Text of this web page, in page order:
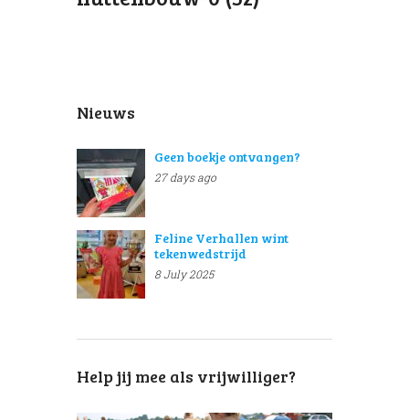
Nieuws
Geen boekje ontvangen?
27 days ago
Feline Verhallen wint
tekenwedstrijd
8 July 2025
Help jij mee als vrijwilliger?